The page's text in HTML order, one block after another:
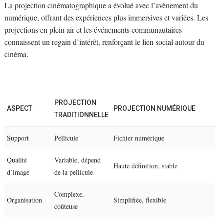
La projection cinématographique a évolué avec l’avènement du
numérique, offrant des expériences plus immersives et variées. Les
projections en plein air et les événements communautaires
connaissent un regain d’intérêt, renforçant le lien social autour du
cinéma.
ASPECT
PROJECTION
TRADITIONNELLE
PROJECTION NUMÉRIQUE
Support Pellicule Fichier numérique
Qualité
d’image
Variable, dépend
de la pellicule
Haute définition, stable
Organisation
Complexe,
coûteuse
Simplifiée, flexible